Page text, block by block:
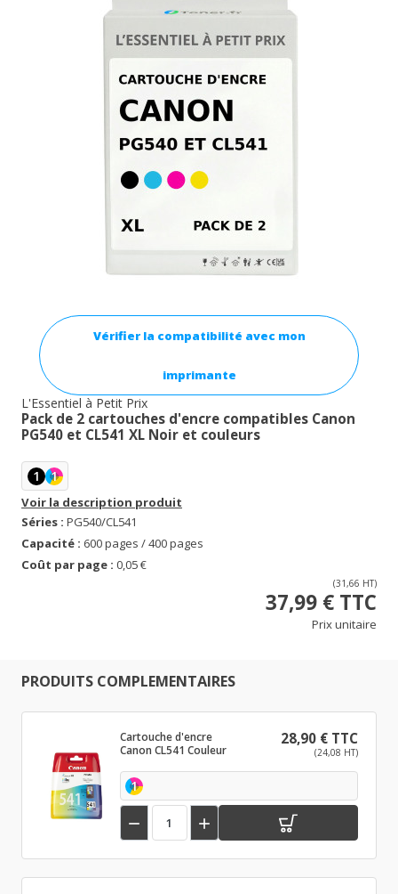
Vérifier la compatibilité avec mon
imprimante
L'Essentiel à Petit Prix
Pack de 2 cartouches d'encre compatibles Canon
PG540 et CL541 XL Noir et couleurs
1 1
Voir la description produit
Séries : PG540/CL541
Capacité : 600 pages / 400 pages
Coût par page : 0,05 €
(31,66 HT)
37,99 € TTC
Prix unitaire
PRODUITS COMPLEMENTAIRES
Cartouche d'encre
Canon CL541 Couleur
28,90 € TTC
(24,08 HT)
1
 